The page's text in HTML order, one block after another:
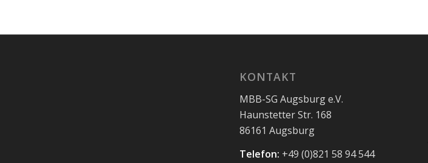
KONTAKT
MBB-SG Augsburg e.V.
Haunstetter Str. 168
86161 Augsburg
Telefon: +49 (0)821 58 94 544